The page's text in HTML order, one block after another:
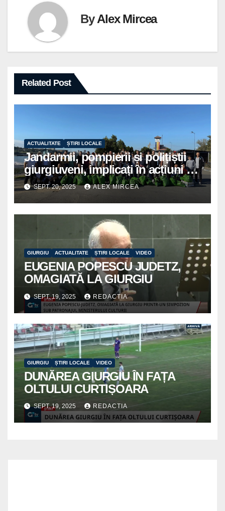
ByAlex Mircea
Related Post
ACTUALITATE ȘTIRI LOCALE
Jandarmii, pompierii și polițiștii
giurgiuveni, implicați în acțiuni de
voluntariat pentru un oraș mai
curat
SEPT. 20, 2025 ALEX MIRCEA
GIURGIU ACTUALITATE ȘTIRI LOCALE VIDEO
EUGENIA POPESCU JUDETZ,
OMAGIATĂ LA GIURGIU
SEPT. 19, 2025 REDACTIA
GIURGIU ȘTIRI LOCALE VIDEO
DUNĂREA GIURGIU ÎN FAȚA
OLTULUI CURTIȘOARA
SEPT. 19, 2025 REDACTIA